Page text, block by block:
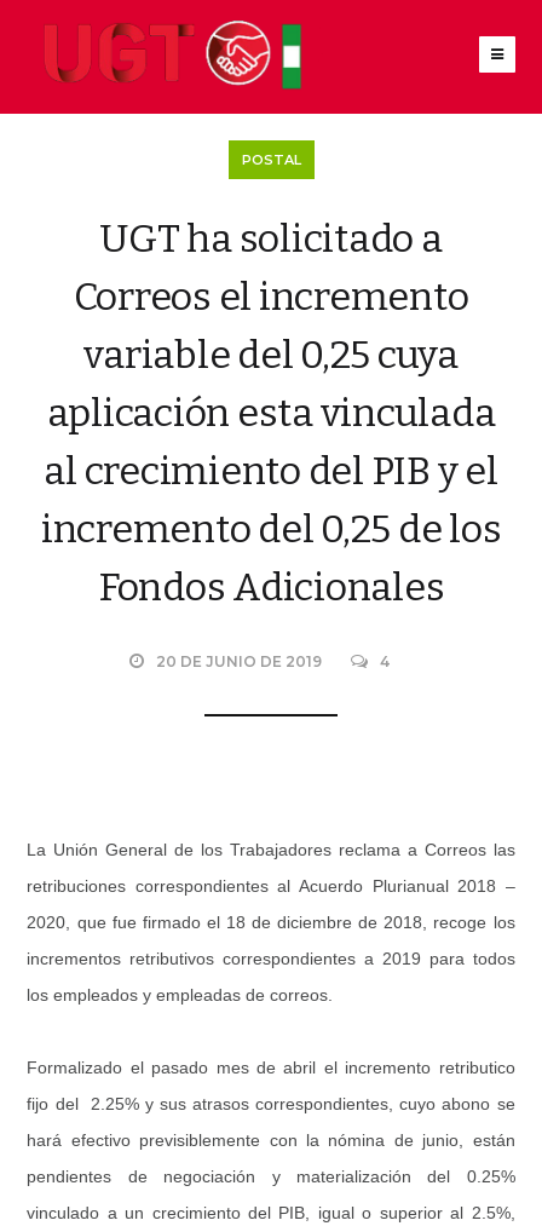
POSTAL
UGT ha solicitado a
Correos el incremento
variable del 0,25 cuya
aplicación esta vinculada
al crecimiento del PIB y el
incremento del 0,25 de los
Fondos Adicionales
20 DE JUNIO DE 2019 4
La Unión General de los Trabajadores reclama a Correos las
retribuciones correspondientes al Acuerdo Plurianual 2018 –
2020, que fue firmado el 18 de diciembre de 2018, recoge los
incrementos retributivos correspondientes a 2019 para todos
los empleados y empleadas de correos.
Formalizado el pasado mes de abril el incremento retributico
fijo del 2.25% y sus atrasos correspondientes, cuyo abono se
hará efectivo previsiblemente con la nómina de junio, están
pendientes de negociación y materialización del 0.25%
vinculado a un crecimiento del PIB, igual o superior al 2.5%,